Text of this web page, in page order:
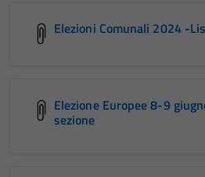
Elezioni Comunali 2024 -
Elezione Europee 8-9
sezione